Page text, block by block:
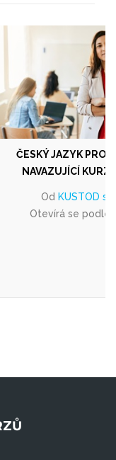
ČESKÝ JAZYK PRO
NAVAZUJÍCÍ KURZ
Od KUSTOD
Otevírá se podle